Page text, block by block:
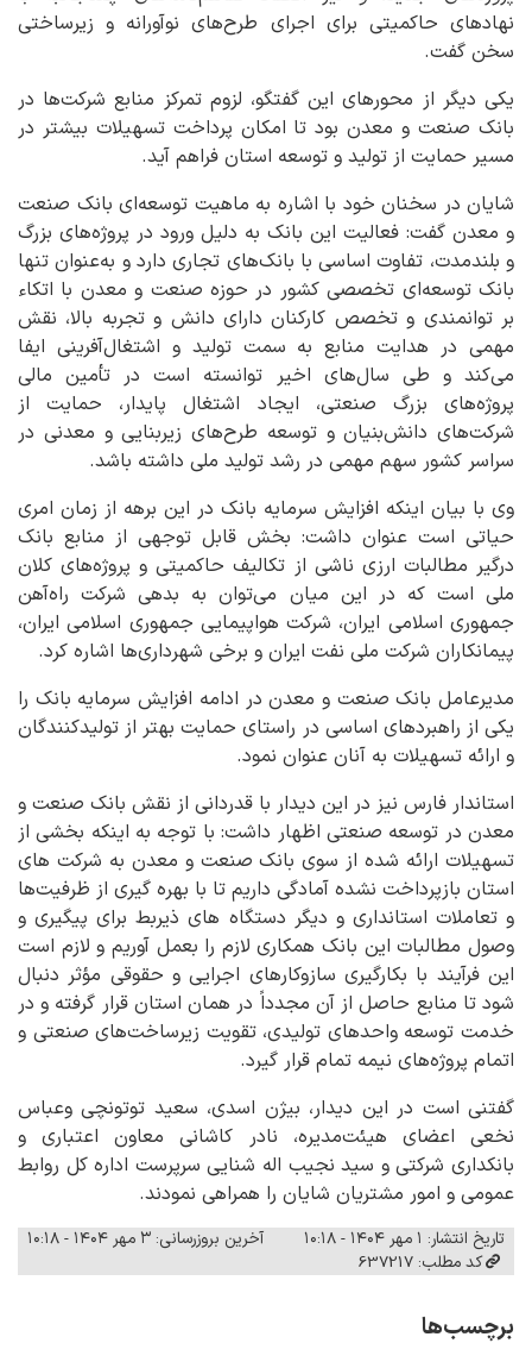
نهادهای حاکمیتی برای اجرای طرح‌های نوآورانه و زیرساختی
سخن گفت.
یکی دیگر از محورهای این گفتگو، لزوم تمرکز منابع شرکت‌ها در
بانک صنعت و معدن بود تا امکان پرداخت تسهیلات بیشتر در
مسیر حمایت از تولید و توسعه استان فراهم آید.
شایان در سخنان خود با اشاره به ماهیت توسعه‌ای بانک صنعت
و معدن گفت: فعالیت این بانک به دلیل ورود در پروژه‌های بزرگ
و بلندمدت، تفاوت اساسی با بانک‌های تجاری دارد و به‌عنوان تنها
بانک توسعه‌ای تخصصی کشور در حوزه صنعت و معدن با اتکاء
بر توانمندی و تخصص کارکنان دارای دانش و تجربه بالا، نقش
مهمی در هدایت منابع به سمت تولید و اشتغال‌آفرینی ایفا
می‌کند و طی سال‌های اخیر توانسته است در تأمین مالی
پروژه‌های بزرگ صنعتی، ایجاد اشتغال پایدار، حمایت از
شرکت‌های دانش‌بنیان و توسعه طرح‌های زیربنایی و معدنی در
سراسر کشور سهم مهمی در رشد تولید ملی داشته باشد.
وی با بیان اینکه افزایش سرمایه بانک در این برهه از زمان امری
حیاتی است عنوان داشت: بخش قابل توجهی از منابع بانک
درگیر مطالبات ارزی ناشی از تکالیف حاکمیتی و پروژه‌های کلان
ملی است که در این میان می‌توان به بدهی شرکت راه‌آهن
جمهوری اسلامی ایران، شرکت هواپیمایی جمهوری اسلامی ایران،
پیمانکاران شرکت ملی نفت ایران و برخی شهرداری‌ها اشاره کرد.
مدیرعامل بانک صنعت و معدن در ادامه افزایش سرمایه بانک را
یکی از راهبردهای اساسی در راستای حمایت بهتر از تولیدکنندگان
و ارائه تسهیلات به آنان عنوان نمود.
استاندار فارس نیز در این دیدار با قدردانی از نقش بانک صنعت و
معدن در توسعه صنعتی اظهار داشت: با توجه به اینکه بخشی از
تسهیلات ارائه شده از سوی بانک صنعت و معدن به شرکت های
استان بازپرداخت نشده آمادگی داریم تا با بهره گیری از ظرفیت‌ها
و تعاملات استانداری و دیگر دستگاه های ذیربط برای پیگیری و
وصول مطالبات این بانک همکاری لازم را بعمل آوریم و لازم است
این فرآیند با بکارگیری سازوکارهای اجرایی و حقوقی مؤثر دنبال
شود تا منابع حاصل از آن مجدداً در همان استان قرار گرفته و در
خدمت توسعه واحدهای تولیدی، تقویت زیرساخت‌های صنعتی و
اتمام پروژه‌های نیمه تمام قرار گیرد.
گفتنی است در این دیدار، بیژن اسدی، سعید توتونچی وعباس
نخعی اعضای هیئت‌مدیره، نادر کاشانی معاون اعتباری و
بانکداری شرکتی و سید نجیب‌ اله شنایی سرپرست اداره کل روابط
عمومی و امور مشتریان شایان را همراهی نمودند.
تاریخ انتشار: ۱ مهر ۱۴۰۴ - ۱۰:۱۸
آخرین بروزرسانی: ۳ مهر ۱۴۰۴ - ۱۰:۱۸
کد مطلب: 637217
برچسب‌ها